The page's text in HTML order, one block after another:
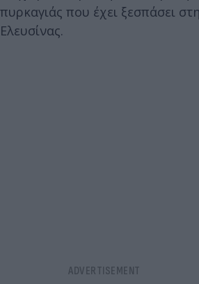
πυρκαγιάς που έχει ξεσπάσει
Ελευσίνας.